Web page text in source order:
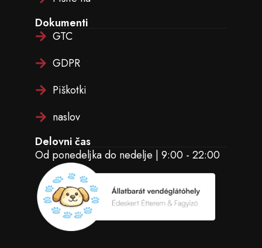
Dokumenti
GTC
GDPR
Piškotki
naslov
Delovni čas
Od ponedeljka do nedelje | 9:00 - 22:00